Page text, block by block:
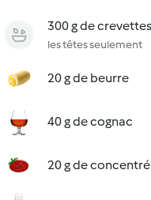
300 g de
les têtes seulement
20 g de beurre
40 g de cognac
20 g de